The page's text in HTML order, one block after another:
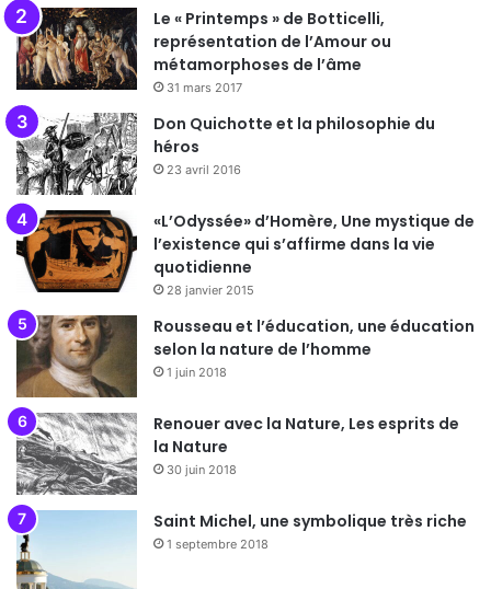
Le « Printemps » de Botticelli,
représentation de l’Amour ou
métamorphoses de l’âme
31 mars 2017
Don Quichotte et la philosophie du
héros
23 avril 2016
«L’Odyssée» d’Homère, Une mystique de
l’existence qui s’affirme dans la vie
quotidienne
28 janvier 2015
Rousseau et l’éducation, une éducation
selon la nature de l’homme
1 juin 2018
Renouer avec la Nature, Les esprits de
la Nature
30 juin 2018
Saint Michel, une symbolique très riche
1 septembre 2018